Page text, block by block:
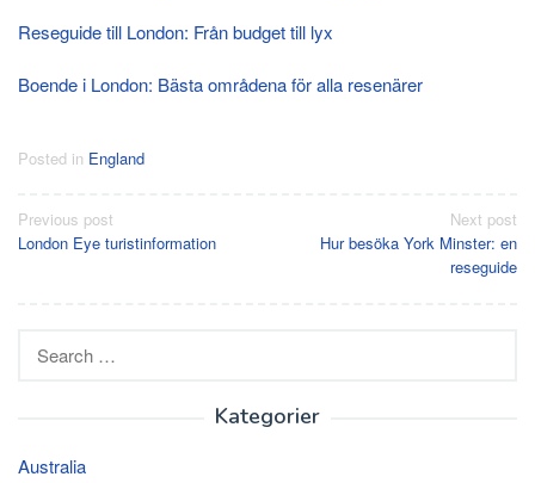
Reseguide till London: Från budget till lyx
Boende i London: Bästa områdena för alla resenärer
Posted in England
Post
navigation
Previous post
London Eye turistinformation
Next post
Hur besöka York Minster: en
reseguide
Search
Kategorier
Australia